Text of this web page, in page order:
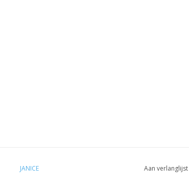
JANICE Aan